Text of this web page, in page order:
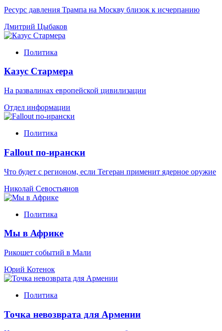
Ресурс давления Трампа на Москву близок к исчерпанию
Дмитрий Цыбаков
Политика
Казус Стармера
На развалинах европейской цивилизации
Отдел информации
Политика
Fallout по-ирански
Что будет с регионом, если Тегеран применит ядерное оружие
Николай Севостьянов
Политика
Мы в Африке
Рикошет событий в Мали
Юрий Котенок
Политика
Точка невозврата для Армении